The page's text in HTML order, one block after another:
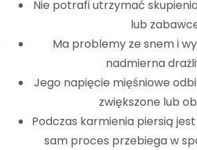
Nie potrafi utrzymać
lub
Ma problemy ze snem i
nadmierna
Jego napięcie mięśniowe
zwiększone lub
Podczas karmienia piersią
sam proces przebiega w